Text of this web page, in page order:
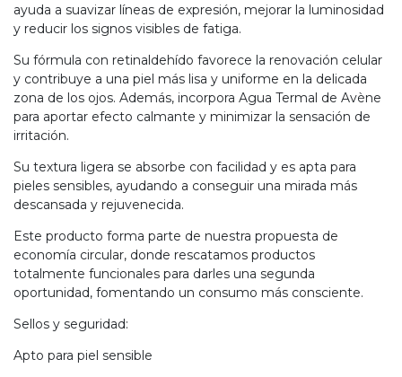
ayuda a suavizar líneas de expresión, mejorar la luminosidad
y reducir los signos visibles de fatiga.
Su fórmula con retinaldehído favorece la renovación celular
y contribuye a una piel más lisa y uniforme en la delicada
zona de los ojos. Además, incorpora Agua Termal de Avène
para aportar efecto calmante y minimizar la sensación de
irritación.
Su textura ligera se absorbe con facilidad y es apta para
pieles sensibles, ayudando a conseguir una mirada más
descansada y rejuvenecida.
Este producto forma parte de nuestra propuesta de
economía circular, donde rescatamos productos
totalmente funcionales para darles una segunda
oportunidad, fomentando un consumo más consciente.
Sellos y seguridad:
Apto para piel sensible